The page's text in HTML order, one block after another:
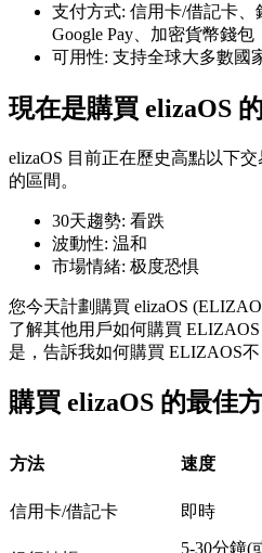
TradFi
USDC永續
多種以USDC結算的永續合
支付方式: 信用卡/借記卡、
Google Pay、加密貨幣錢包
可用性: 支持全球大多數國
現在是購買 elizaOS
elizaOS 目前正在歷史高點以下
的區間。
30天趨勢: 看跌
波動性: 温和
市場情緒: 极度恐惧
您今天計劃購買 elizaOS
了解其他用戶如何購買 ELIZAOS
是，告訴我如何購買 ELIZAOS
購買 elizaOS 的最佳
方法 速度
信用卡/借記卡
即時
5-30分鐘(